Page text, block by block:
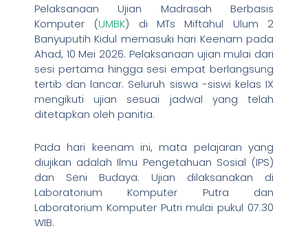
Pelaksanaan Ujian Madrasah Berbasis
Komputer (UMBK) di MTs Miftahul Ulum 2
Banyuputih Kidul memasuki hari Keenam pada
Ahad, 10 Mei 2026. Pelaksanaan ujian mulai dari
sesi pertama hingga sesi empat berlangsung
tertib dan lancar. Seluruh siswa -siswi kelas IX
mengikuti ujian sesuai jadwal yang telah
ditetapkan oleh panitia.
Pada hari keenam ini, mata pelajaran yang
diujikan adalah Ilmu Pengetahuan Sosial (IPS)
dan Seni Budaya. Ujian dilaksanakan di
Laboratorium Komputer Putra dan
Laboratorium Komputer Putri mulai pukul 07.30
WIB.